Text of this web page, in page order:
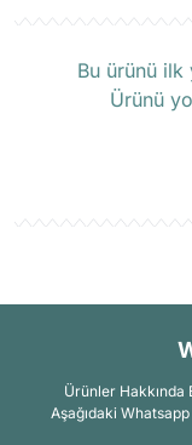
Bu ürünü ilk
Ürünü
Ürünler Hakkında
Aşağıdaki